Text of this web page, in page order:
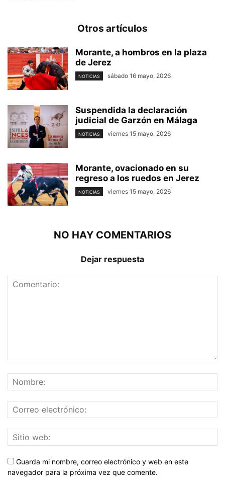
Otros artículos
Morante, a hombros en la plaza
de Jerez
NOTICIAS sábado 16 mayo, 2026
Suspendida la declaración
judicial de Garzón en Málaga
NOTICIAS viernes 15 mayo, 2026
Morante, ovacionado en su
regreso a los ruedos en Jerez
NOTICIAS viernes 15 mayo, 2026
NO HAY COMENTARIOS
Dejar respuesta
Guarda mi nombre, correo electrónico y web en este
navegador para la próxima vez que comente.